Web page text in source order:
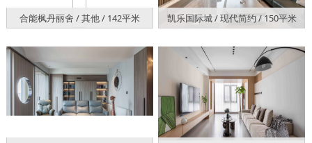
合能枫丹丽舍 / 其他 / 142平米 凯乐国际城 / 现代简约 / 150平米